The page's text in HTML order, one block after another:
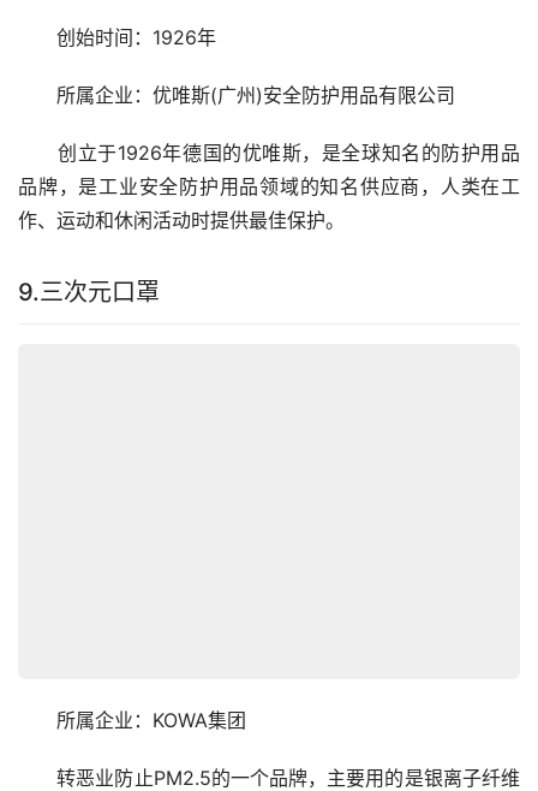
创始时间：1926年
所属企业：优唯斯(广州)安全防护用品有限公司
创立于1926年德国的优唯斯，是全球知名的防护用品
品牌，是工业安全防护用品领域的知名供应商，人类在工
作、运动和休闲活动时提供最佳保护。
9.三次元口罩
所属企业：KOWA集团
转恶业防止PM2.5的一个品牌，主要用的是银离子纤维